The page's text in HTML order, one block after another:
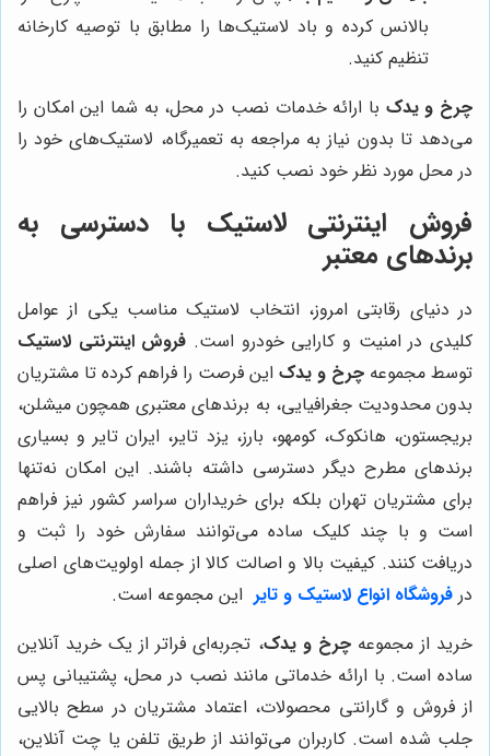
بالانس کرده و باد لاستیک‌ها را مطابق با توصیه کارخانه
تنظیم کنید.
چرخ و یدک با ارائه خدمات نصب در محل، به شما این امکان را
می‌دهد تا بدون نیاز به مراجعه به تعمیرگاه، لاستیک‌های خود را
در محل مورد نظر خود نصب کنید.
فروش اینترنتی لاستیک با دسترسی به
برندهای معتبر
در دنیای رقابتی امروز، انتخاب لاستیک مناسب یکی از عوامل
کلیدی در امنیت و کارایی خودرو است. فروش اینترنتی لاستیک
توسط مجموعه چرخ و یدک این فرصت را فراهم کرده تا مشتریان
بدون محدودیت جغرافیایی، به برندهای معتبری همچون میشلن،
بریجستون، هانکوک، کومهو، بارز، یزد تایر، ایران تایر و بسیاری
برندهای مطرح دیگر دسترسی داشته باشند. این امکان نه‌تنها
برای مشتریان تهران بلکه برای خریداران سراسر کشور نیز فراهم
است و با چند کلیک ساده می‌توانند سفارش خود را ثبت و
دریافت کنند. کیفیت بالا و اصالت کالا از جمله اولویت‌های اصلی
در فروشگاه انواع لاستیک و تایر این مجموعه است.
خرید از مجموعهچرخ و یدک، تجربه‌ای فراتر از یک خرید آنلاین
ساده است. با ارائه خدماتی مانند نصب در محل، پشتیبانی پس
از فروش و گارانتی محصولات، اعتماد مشتریان در سطح بالایی
جلب شده است. کاربران می‌توانند از طریق تلفن یا چت آنلاین،